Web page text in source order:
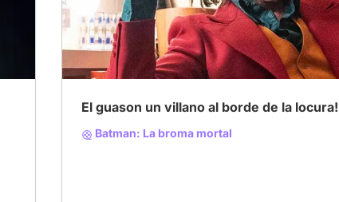
# Villanos encantadores # DC # Crimen
El guason un villano al borde de la locura!
Batman: La broma mortal